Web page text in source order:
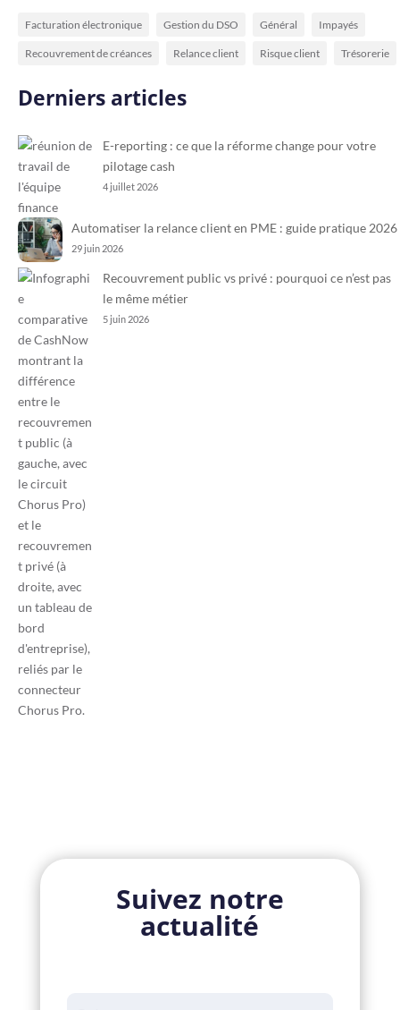
Facturation électronique Gestion du DSO Général Impayés
Recouvrement de créances Relance client Risque client Trésorerie
Derniers articles
E-reporting : ce que la réforme change pour votre
pilotage cash
4 juillet 2026
Automatiser la relance client en PME : guide pratique 2026
29 juin 2026
Recouvrement public vs privé : pourquoi ce n’est pas
le même métier
5 juin 2026
Suivez notre
actualité